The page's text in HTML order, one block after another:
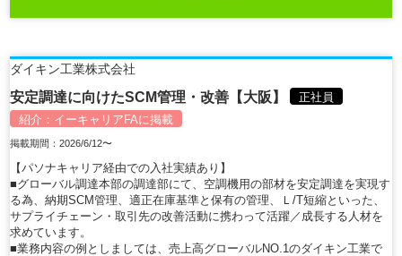
ダイキン工業株式会社
安定調達に向けたSCM管理・改善【大阪】
正社員
紹介： イーキャリアFAに掲載
掲載期間：2026/6/12〜
【パソナキャリア経由での入社実績あり】
■グローバル調達本部の調達部にて、空調機用の部材を安定調達を実現す
る為、納期SCM管理、適正在庫基準と保有の管理、Ｌ/T短縮といった、
サプライチェーン・取引先の改善活動に携わって活躍／成長する人材を
求めています。
■業務内容の例としましては、売上高グローバルNO.1のダイキン工業で